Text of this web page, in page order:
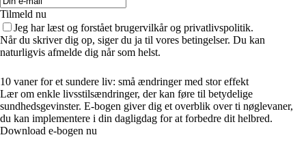
Tilmeld nu
Jeg har læst og forstået brugervilkår og privatlivspolitik.
Når du skriver dig op, siger du ja til vores betingelser. Du kan
naturligvis afmelde dig når som helst.
10 vaner for et sundere liv: små ændringer med stor effekt
Lær om enkle livsstilsændringer, der kan føre til betydelige
sundhedsgevinster. E-bogen giver dig et overblik over ti nøglevaner,
du kan implementere i din dagligdag for at forbedre dit helbred.
Download e-bogen nu